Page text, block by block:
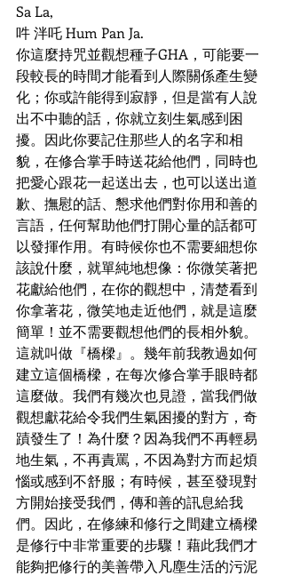
Sa La,
吽 泮吒 Hum Pan Ja.
你這麼持咒並觀想種子GHA，可能要一
段較長的時間才能看到人際關係產生變
化；你或許能得到寂靜，但是當有人說
出不中聽的話，你就立刻生氣感到困
擾。因此你要記住那些人的名字和相
貌，在修合掌手時送花給他們，同時也
把愛心跟花一起送出去，也可以送出道
歉、撫慰的話、懇求他們對你用和善的
言語，任何幫助他們打開心量的話都可
以發揮作用。有時候你也不需要細想你
該說什麼，就單純地想像：你微笑著把
花獻給他們，在你的觀想中，清楚看到
你拿著花，微笑地走近他們，就是這麼
簡單！並不需要觀想他們的長相外貌。
這就叫做『橋樑』。幾年前我教過如何
建立這個橋樑，在每次修合掌手眼時都
這麼做。我們有幾次也見證，當我們做
觀想獻花給令我們生氣困擾的對方，奇
蹟發生了！為什麼？因為我們不再輕易
地生氣，不再責罵，不因為對方而起煩
惱或感到不舒服；有時候，甚至發現對
方開始接受我們，傳和善的訊息給我
們。因此，在修練和修行之間建立橋樑
是修行中非常重要的步驟！藉此我們才
能夠把修行的美善帶入凡塵生活的污泥